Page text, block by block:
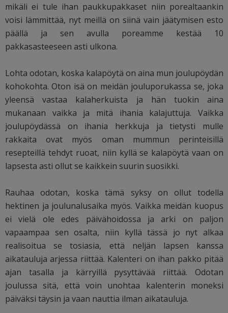
mikäli ei tule ihan paukkupakkaset niin porealtaankin
voisi lämmittää, nyt meillä on siinä vain jäätymisen esto
päällä ja sen avulla poreamme kestää 10
pakkasasteeseen asti ulkona.
Lohta odotan, koska kalapöytä on aina mun joulupöydän
kohokohta. Oton isä on meidän jouluporukassa se, joka
yleensä vastaa kalaherkuista ja hän tuokin aina
mukanaan vaikka ja mitä ihania kalajuttuja. Vaikka
joulupöydässä on ihania herkkuja ja tietysti mulle
rakkaita ovat myös oman mummun perinteisillä
resepteillä tehdyt ruoat, niin kyllä se kalapöytä vaan on
lapsesta asti ollut se kaikkein suurin suosikki.
Rauhaa odotan, koska tämä syksy on ollut todella
hektinen ja joulunalusaika myös. Vaikka meidän kuopus
ei vielä ole edes päivähoidossa ja arki on paljon
vapaampaa sen osalta, niin kyllä tässä jo nyt alkaa
realisoitua se tosiasia, että neljän lapsen kanssa
aikatauluja arjessa riittää. Kalenteri on ihan pakko pitää
ajan tasalla ja kärryillä pysyttävää riittää. Odotan
joulussa sitä, että voin unohtaa kalenterin moneksi
päiväksi täysin ja vaan nauttia ilman aikatauluja.